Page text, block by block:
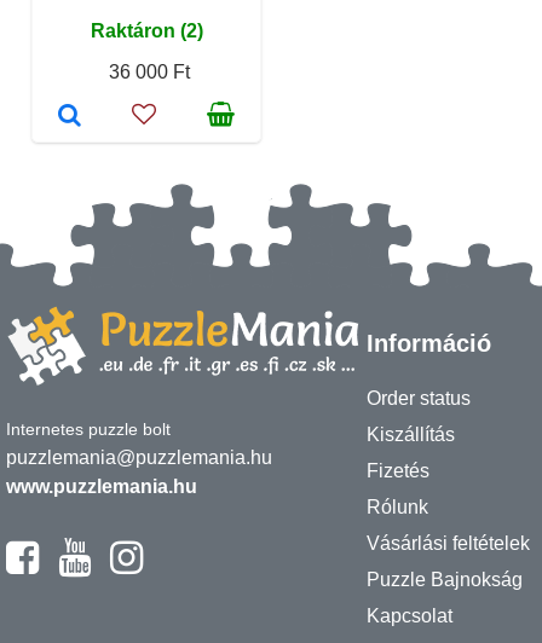
Raktáron (2)
36 000 Ft
Internetes puzzle bolt
puzzlemania@puzzlemania.hu
www.puzzlemania.hu
Információ
Order status
Kiszállítás
Fizetés
Rólunk
Vásárlási feltételek
Puzzle Bajnokság
Kapcsolat